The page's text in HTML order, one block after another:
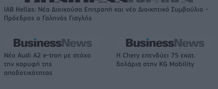
IAB Hellas: Νέα Διοικούσα Επιτροπή και νέο Διοικητικό Συμβούλιο -
Πρόεδρος ο Γαληνός Γιαγλής
Νέο Audi A2 e-tron με στόχο
την κορυφή της
αποδοτικότητας
Η Chery επενδύει 75 εκατ.
δολάρια στην KG Mobility